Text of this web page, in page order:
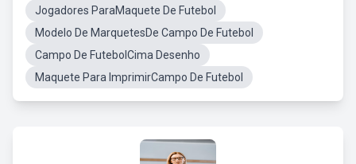
Jogadores ParaMaquete De Futebol
Modelo De MarquetesDe Campo De Futebol
Campo De FutebolCima Desenho
Maquete Para ImprimirCampo De Futebol